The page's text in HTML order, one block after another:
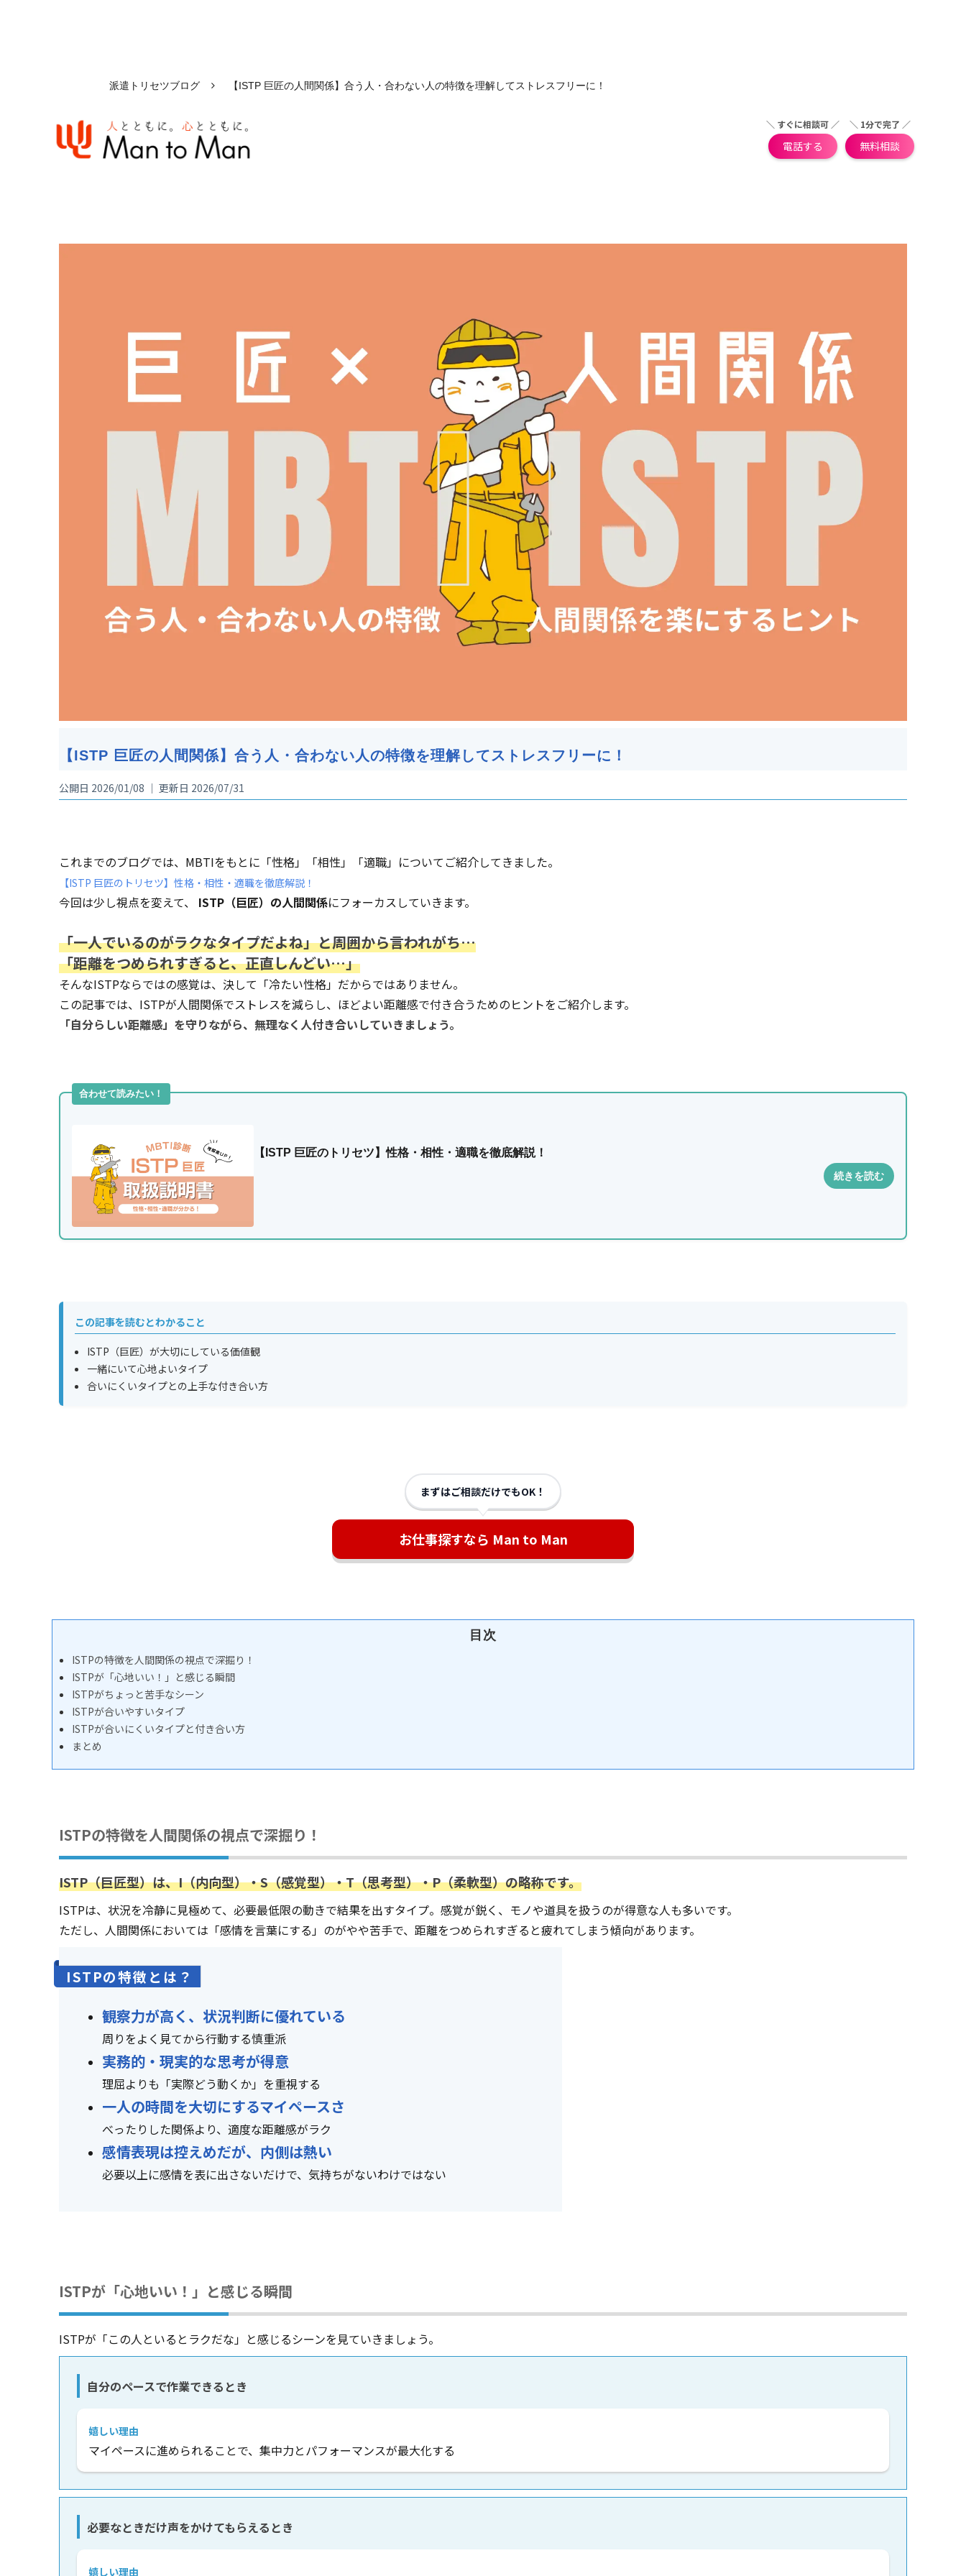
派遣トリセツブログ 【ISTP 巨匠の人間関係】合う人・合わない人の特徴を理解してストレスフリーに！
＼ すぐに相談可 ／
電話する
＼ 1分で完了 ／
無料相談
【ISTP 巨匠の人間関係】合う人・合わない人の特徴を理解してストレスフリーに！
公開日 2026/01/08 ｜ 更新日 2026/07/31
これまでのブログでは、MBTIをもとに「性格」「相性」「適職」についてご紹介してきました。
【ISTP 巨匠のトリセツ】性格・相性・適職を徹底解説！
今回は少し視点を変えて、 ISTP（巨匠）の人間関係にフォーカスしていきます。
「一人でいるのがラクなタイプだよね」と周囲から言われがち…
「距離をつめられすぎると、正直しんどい…」
そんなISTPならではの感覚は、決して「冷たい性格」だからではありません。
この記事では、ISTPが人間関係でストレスを減らし、ほどよい距離感で付き合うためのヒントをご紹介します。
「自分らしい距離感」を守りながら、無理なく人付き合いしていきましょう。
合わせて読みたい！
【ISTP 巨匠のトリセツ】性格・相性・適職を徹底解説！
続きを読む
この記事を読むとわかること
ISTP（巨匠）が大切にしている価値観
一緒にいて心地よいタイプ
合いにくいタイプとの上手な付き合い方
まずはご相談だけでもOK！
お仕事探すなら Man to Man
目次
ISTPの特徴を人間関係の視点で深掘り！
ISTPが「心地いい！」と感じる瞬間
ISTPがちょっと苦手なシーン
ISTPが合いやすいタイプ
ISTPが合いにくいタイプと付き合い方
まとめ
ISTPの特徴を人間関係の視点で深掘り！
ISTP（巨匠型）は、I（内向型）・S（感覚型）・T（思考型）・P（柔軟型）の略称です。
ISTPは、状況を冷静に見極めて、必要最低限の動きで結果を出すタイプ。感覚が鋭く、モノや道具を扱うのが得意な人も多いです。
ただし、人間関係においては「感情を言葉にする」のがやや苦手で、距離をつめられすぎると疲れてしまう傾向があります。
ISTPの特徴とは？
観察力が高く、状況判断に優れている
周りをよく見てから行動する慎重派
実務的・現実的な思考が得意
理屈よりも「実際どう動くか」を重視する
一人の時間を大切にするマイペースさ
べったりした関係より、適度な距離感がラク
感情表現は控えめだが、内側は熱い
必要以上に感情を表に出さないだけで、気持ちがないわけではない
ISTPが「心地いい！」と感じる瞬間
ISTPが「この人といるとラクだな」と感じるシーンを見ていきましょう。
自分のペースで作業できるとき
嬉しい理由
マイペースに進められることで、集中力とパフォーマンスが最大化する
必要なときだけ声をかけてもらえるとき
嬉しい理由